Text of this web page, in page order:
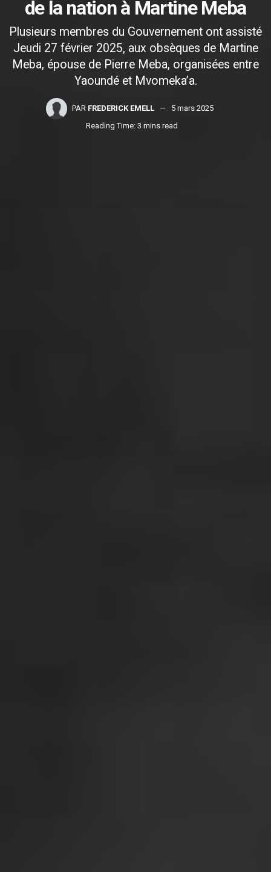
de la nation à Martine Meba
Plusieurs membres du Gouvernement ont assisté
Jeudi 27 février 2025, aux obsèques de Martine
Meba, épouse de Pierre Meba, organisées entre
Yaoundé et Mvomeka’a.
PAR FREDERICK EMELL
5 mars 2025
Reading Time: 3 mins read